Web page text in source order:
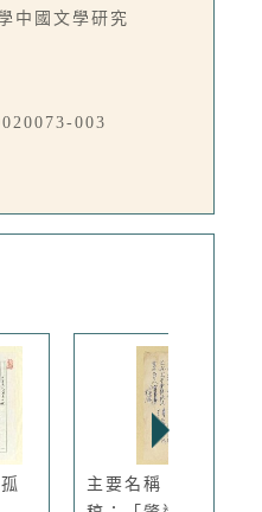
中國文學研究
003
主要名稱：無題名詩